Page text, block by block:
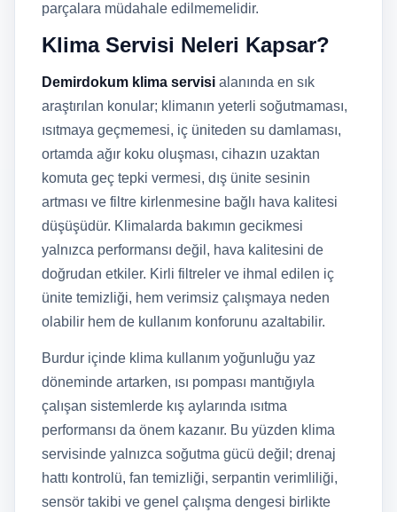
parçalara müdahale edilmemelidir.
Klima Servisi Neleri Kapsar?
Demirdokum klima servisi alanında en sık
araştırılan konular; klimanın yeterli soğutmaması,
ısıtmaya geçmemesi, iç üniteden su damlaması,
ortamda ağır koku oluşması, cihazın uzaktan
komuta geç tepki vermesi, dış ünite sesinin
artması ve filtre kirlenmesine bağlı hava kalitesi
düşüşüdür. Klimalarda bakımın gecikmesi
yalnızca performansı değil, hava kalitesini de
doğrudan etkiler. Kirli filtreler ve ihmal edilen iç
ünite temizliği, hem verimsiz çalışmaya neden
olabilir hem de kullanım konforunu azaltabilir.
Burdur içinde klima kullanım yoğunluğu yaz
döneminde artarken, ısı pompası mantığıyla
çalışan sistemlerde kış aylarında ısıtma
performansı da önem kazanır. Bu yüzden klima
servisinde yalnızca soğutma gücü değil; drenaj
hattı kontrolü, fan temizliği, serpantin verimliliği,
sensör takibi ve genel çalışma dengesi birlikte